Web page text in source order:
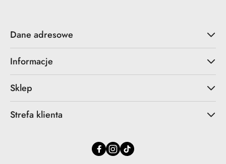
Dane adresowe
Informacje
Sklep
Strefa klienta